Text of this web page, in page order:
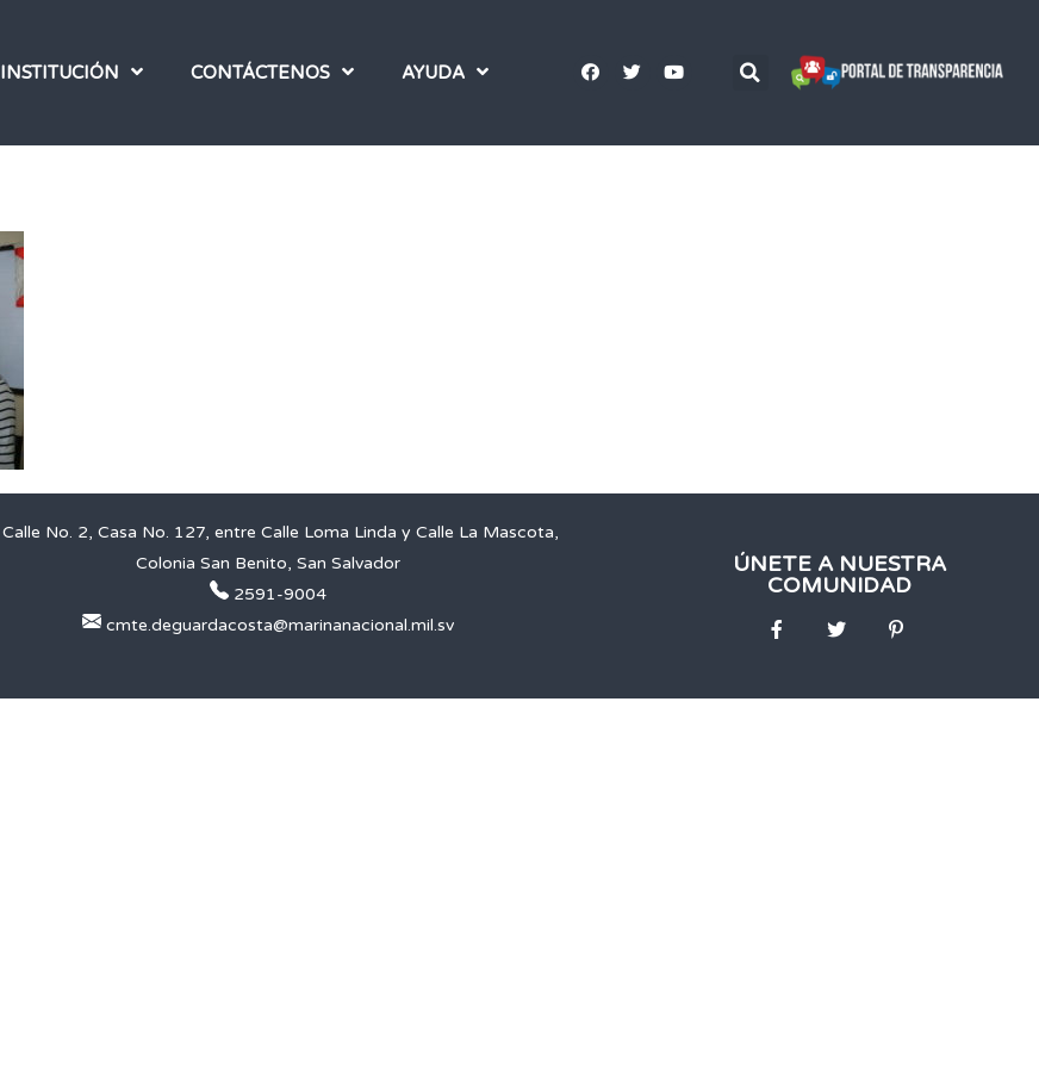
INSTITUCIÓN CONTÁCTENOS AYUDA
Calle No. 2, Casa No. 127, entre Calle Loma Linda y Calle La Mascota,
Colonia San Benito, San Salvador
2591-9004
cmte.deguardacosta@marinanacional.mil.sv
ÚNETE A NUESTRA
COMUNIDAD